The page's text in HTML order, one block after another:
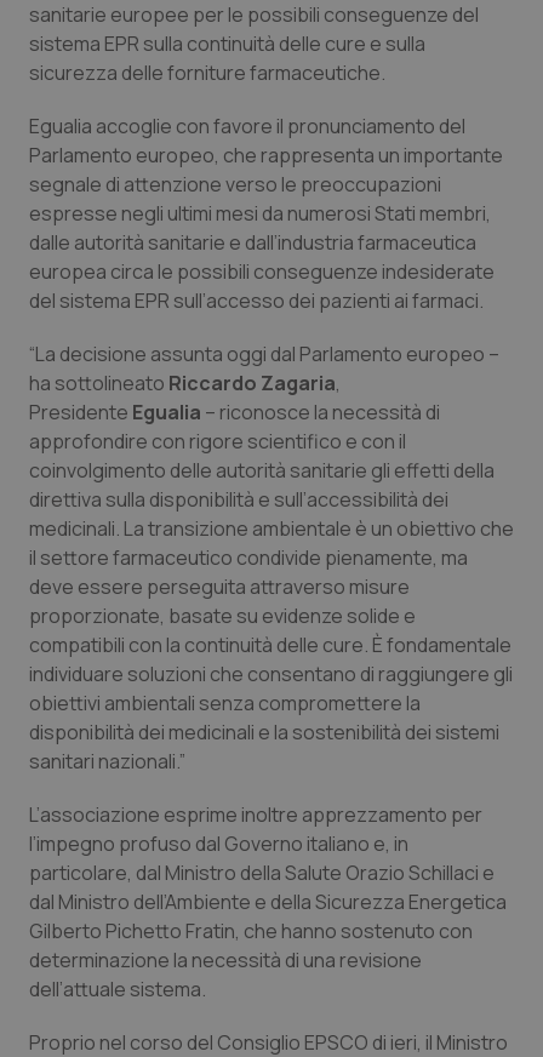
Marche
Molise
Piemonte
Provincia Autonoma di Bolzano
Provincia Autonoma di Trento
Sardegna
Sicilia
Toscana
Umbria
Valle D’Aosta
Veneto
Donna & Salute
Epatiti
HIV
Infezioni & Febbre
Ipertensione & Scompenso
Malattia di Crohn & Rettocolite Ulcerosa
Neuroscienze & patologie neurodegenerative
Obesità
Oftalmologia
Oncodermatologia
Oncoematologia
Oncologia & Nutrizione
Psoriasi & pelle
Quotidiano Cardiologia
Quotidiano Chirurgia
Quotidiano Oncologia
sanitarie europee per le possibili conseguenze del
sistema EPR sulla continuità delle cure e sulla
sicurezza delle forniture farmaceutiche.
Egualia accoglie con favore il pronunciamento del
Parlamento europeo, che rappresenta un importante
segnale di attenzione verso le preoccupazioni
espresse negli ultimi mesi da numerosi Stati membri,
dalle autorità sanitarie e dall’industria farmaceutica
europea circa le possibili conseguenze indesiderate
del sistema EPR sull’accesso dei pazienti ai farmaci.
“La decisione assunta oggi dal Parlamento europeo –
ha sottolineato Riccardo Zagaria,
Presidente Egualia – riconosce la necessità di
approfondire con rigore scientifico e con il
coinvolgimento delle autorità sanitarie gli effetti della
direttiva sulla disponibilità e sull’accessibilità dei
medicinali. La transizione ambientale è un obiettivo che
il settore farmaceutico condivide pienamente, ma
deve essere perseguita attraverso misure
proporzionate, basate su evidenze solide e
compatibili con la continuità delle cure. È fondamentale
individuare soluzioni che consentano di raggiungere gli
obiettivi ambientali senza compromettere la
disponibilità dei medicinali e la sostenibilità dei sistemi
sanitari nazionali.”
L’associazione esprime inoltre apprezzamento per
l’impegno profuso dal Governo italiano e, in
particolare, dal Ministro della Salute Orazio Schillaci e
dal Ministro dell’Ambiente e della Sicurezza Energetica
Gilberto Pichetto Fratin, che hanno sostenuto con
determinazione la necessità di una revisione
dell’attuale sistema.
Proprio nel corso del Consiglio EPSCO di ieri, il Ministro